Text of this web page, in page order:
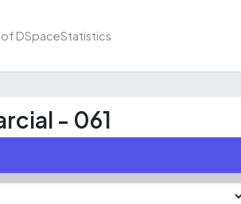
of DSpaceStatistics
- 061